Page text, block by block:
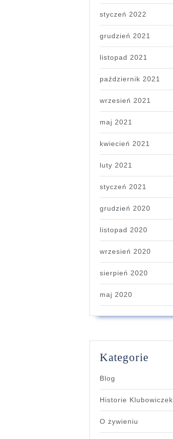
styczeń 2022
grudzień 2021
listopad 2021
październik 2021
wrzesień 2021
maj 2021
kwiecień 2021
luty 2021
styczeń 2021
grudzień 2020
listopad 2020
wrzesień 2020
sierpień 2020
maj 2020
Kategorie
Blog
Historie Klubowiczek
O żywieniu